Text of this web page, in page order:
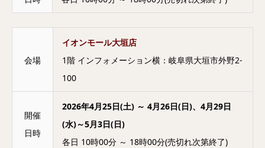
会場
イオンモール大垣店
1階 インフォメーション横：岐阜県大垣市外野2-
100
開催
日時
2026年4月25日(土) ～ 4月26日(日)、4月29日
(水)～5月3日(日)
各日 10時00分 ～ 18時00分(売切れ次第終了)